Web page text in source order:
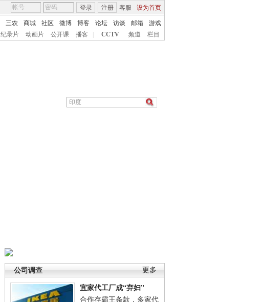
客服 设为首页
登录 注册
三农 商城 社区 微博 博客 论坛 访谈 邮箱
游戏
纪录片 动画片 公开课 播客 CCTV 频道 栏目
更多
公司调查
宜家代工厂成“弃妇”
合作存霸王条款，多家代